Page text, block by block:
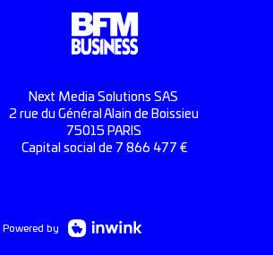
Next Media Solutions SAS
2 rue du Général Alain de Boissieu
75015 PARIS
Capital social de 7 866 477 €
Powered by